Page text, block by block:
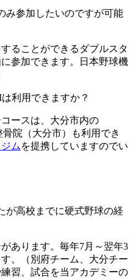
み参加したいのですが可能
ることができるダブルスタ
参加できます。日本野球機
利用できますか？​​​​​
ースは、大分市内の
骨院（大分市）も利用でき
ム を提携していますのでい
が高校までに硬式野球の経
あります。毎年7月～翌年3
。（別府チーム、大分チー
習、試合を当アカデミーの